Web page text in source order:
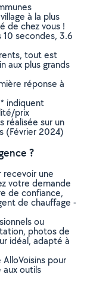
à la plus
de chez vous !
secondes, 3.6
tout est
aux plus grands
réponse à
indiquent
prix
réalisée sur un
(Février 2024)
?
recevoir une
votre demande
de confiance,
de chauffage -
ou
photos de
idéal, adapté à
pour
outils